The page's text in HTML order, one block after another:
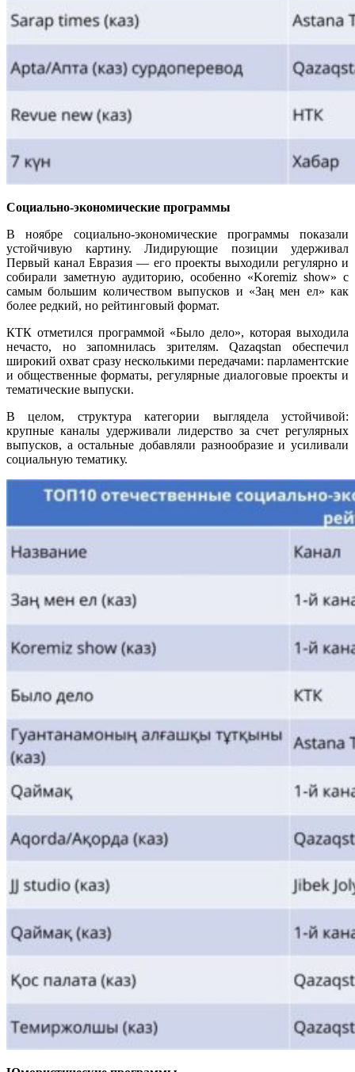
Социально-экономические программы
В ноябре социально‑экономические программы показали
устойчивую картину. Лидирующие позиции удерживал
Первый канал Евразия — его проекты выходили регулярно и
собирали заметную аудиторию, особенно «Koremiz show» с
самым большим количеством выпусков и «Заң мен ел» как
более редкий, но рейтинговый формат.
КТК отметился программой «Было дело», которая выходила
нечасто, но запомнилась зрителям. Qazaqstan обеспечил
широкий охват сразу несколькими передачами: парламентские
и общественные форматы, регулярные диалоговые проекты и
тематические выпуски.
В целом, структура категории выглядела устойчивой:
крупные каналы удерживали лидерство за счет регулярных
выпусков, а остальные добавляли разнообразие и усиливали
социальную тематику.